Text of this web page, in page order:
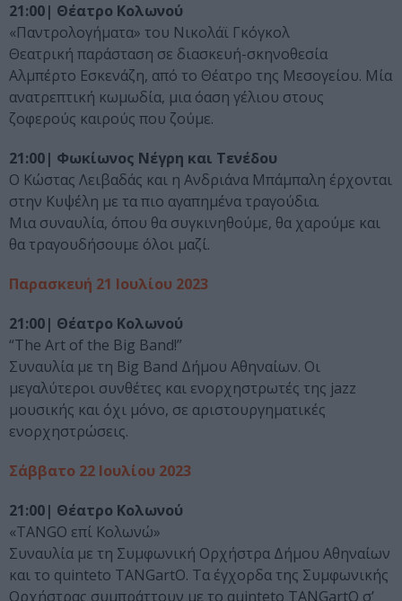
21:00| Θέατρο Κολωνού
«Παντρολογήματα» του Νικολάϊ Γκόγκολ
Θεατρική παράσταση σε διασκευή-σκηνοθεσία
Αλμπέρτο Εσκενάζη, από το Θέατρο της Μεσογείου. Μία
ανατρεπτική κωμωδία, μια όαση γέλιου στους
ζοφερούς καιρούς που ζούμε.
21:00| Φωκίωνος Νέγρη και Τενέδου
Ο Κώστας Λειβαδάς και η Ανδριάνα Μπάμπαλη έρχονται
στην Κυψέλη με τα πιο αγαπημένα τραγούδια.
Μια συναυλία, όπου θα συγκινηθούμε, θα χαρούμε και
θα τραγουδήσουμε όλοι μαζί.
Παρασκευή 21 Ιουλίου 2023
21:00| Θέατρο Κολωνού
“The Art of the Big Band!”
Συναυλία με τη Big Band Δήμου Αθηναίων. Οι
μεγαλύτεροι συνθέτες και ενορχηστρωτές της jazz
μουσικής και όχι μόνο, σε αριστουργηματικές
ενορχηστρώσεις.
Σάββατο 22 Ιουλίου 2023
21:00| Θέατρο Κολωνού
«TANGO επί Κολωνώ»
Συναυλία με τη Συμφωνική Ορχήστρα Δήμου Αθηναίων
και το quinteto TANGartO. Τα έγχορδα της Συμφωνικής
Ορχήστρας συμπράττουν με το quinteto TANGartO σ’